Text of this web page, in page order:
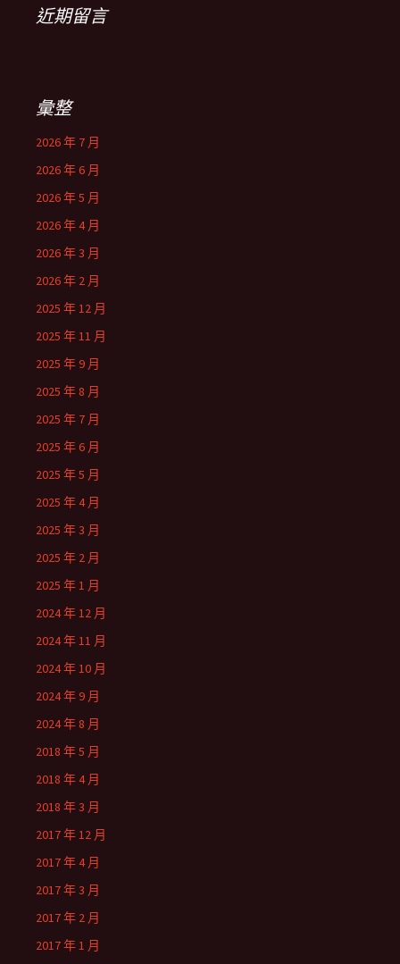
近期留言
彙整
2026 年 7 月
2026 年 6 月
2026 年 5 月
2026 年 4 月
2026 年 3 月
2026 年 2 月
2025 年 12 月
2025 年 11 月
2025 年 9 月
2025 年 8 月
2025 年 7 月
2025 年 6 月
2025 年 5 月
2025 年 4 月
2025 年 3 月
2025 年 2 月
2025 年 1 月
2024 年 12 月
2024 年 11 月
2024 年 10 月
2024 年 9 月
2024 年 8 月
2018 年 5 月
2018 年 4 月
2018 年 3 月
2017 年 12 月
2017 年 4 月
2017 年 3 月
2017 年 2 月
2017 年 1 月